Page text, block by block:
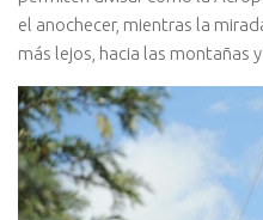
el anochecer, mientras la
más lejos, hacia las montañas